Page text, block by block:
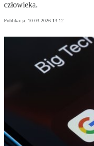
człowieka.
Publikacja: 10.03.2026 13:12